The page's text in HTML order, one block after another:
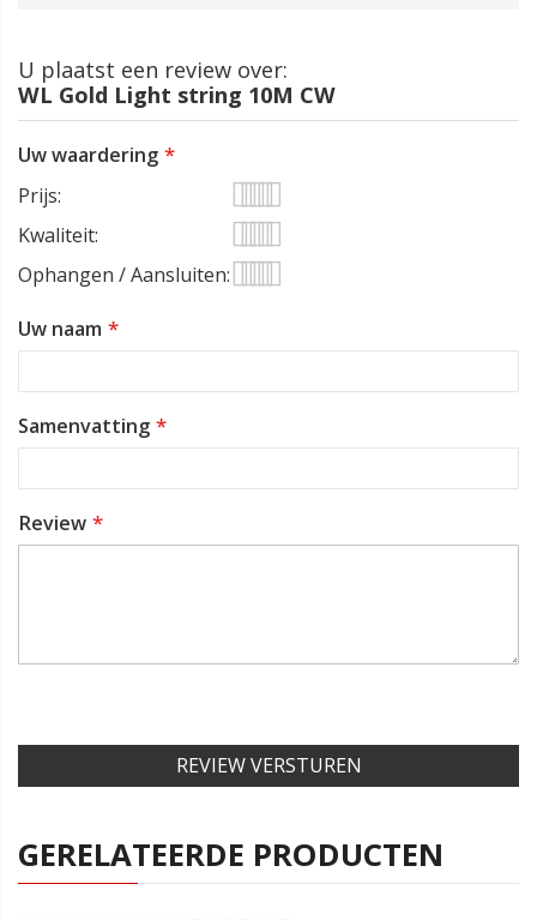
U plaatst een review over:
WL Gold Light string 10M CW
Uw waardering
Prijs
1
star
2
stars
3
stars
4
stars
5
stars
Kwaliteit
1
2
3
4
5
Ophangen / Aansluiten
Uw naam
Samenvatting
Review
REVIEW VERSTUREN
GERELATEERDE PRODUCTEN